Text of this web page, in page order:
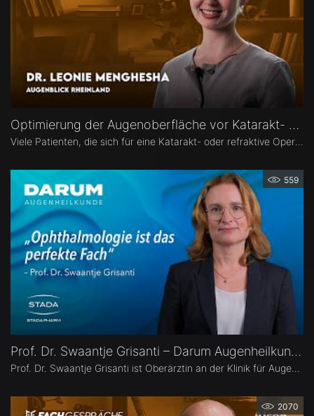
Optimierung der Augenoberfläche vor Katarakt- und Refraktiver Operation – Dr. Leonie Menghesha
559
Prof. Dr. Swaantje Grisanti – Darum Augenheilkunde
2070